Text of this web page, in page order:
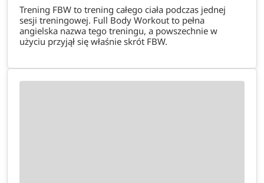
Trening FBW to trening całego ciała podczas jednej
sesji treningowej. Full Body Workout to pełna
angielska nazwa tego treningu, a powszechnie w
użyciu przyjął się właśnie skrót FBW.